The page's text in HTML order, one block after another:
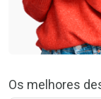
Os melhores